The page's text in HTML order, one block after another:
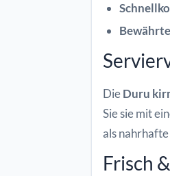
DieDuru
Sie sie mit
als
Frisch